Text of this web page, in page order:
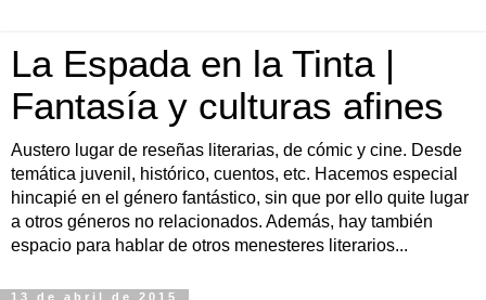
La Espada en la Tinta |
Fantasía y culturas afines
Austero lugar de reseñas literarias, de cómic y cine. Desde
temática juvenil, histórico, cuentos, etc. Hacemos especial
hincapié en el género fantástico, sin que por ello quite lugar
a otros géneros no relacionados. Además, hay también
espacio para hablar de otros menesteres literarios...
13 de abril de 2015